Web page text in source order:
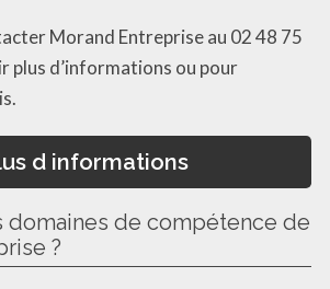
Morand Entreprise au 02 48 75
plus d’informations ou pour
d informations
domaines de compétence de
?